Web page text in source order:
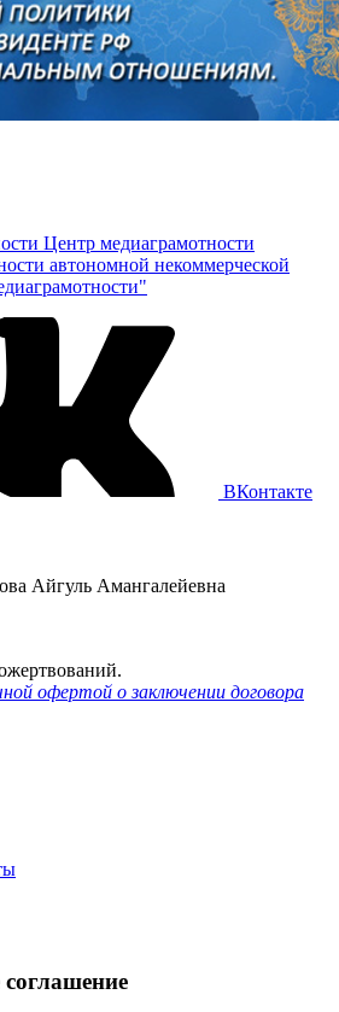
Центр медиаграмотности
автономной некоммерческой
ВКонтакте
Айгуль Амангалейевна
офертой о заключении договора
соглашение